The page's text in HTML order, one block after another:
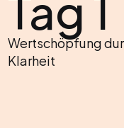
Wertschöpfung
Klarheit